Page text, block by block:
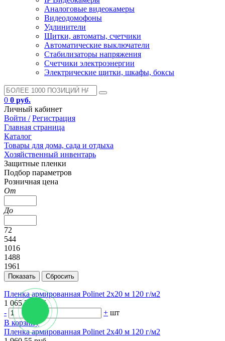
Аналоговые видеокамеры
Видеодомофоны
Удлинители
Щитки, автоматы, счетчики
Автоматические выключатели
Стабилизаторы напряжения
Счетчики электроэнергии
Электрические щитки, шкафы, боксы
0 0 руб.
Личный кабинет
Войти / Регистрация
Главная страница
Каталог
Товары для дома, сада и отдыха
Хозяйственный инвентарь
Защитные пленки
Подбор параметров
Розничная цена
От
До
72
544
1016
1488
1961
Пленка армированная Polinet 2х20 м 120 г/м2
1 065.36 руб.
-
+ шт
В корзину
Пленка армированная Polinet 2х40 м 120 г/м2